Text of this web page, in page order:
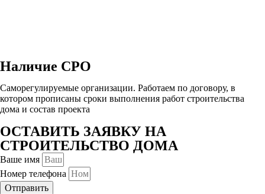
Наличие СРО
Саморегулируемые организации. Работаем по договору, в
котором прописаны сроки выполнения работ строительства
дома и состав проекта
ОСТАВИТЬ ЗАЯВКУ НА
СТРОИТЕЛЬСТВО ДОМА
Ваше имя
Номер телефона
Отправить